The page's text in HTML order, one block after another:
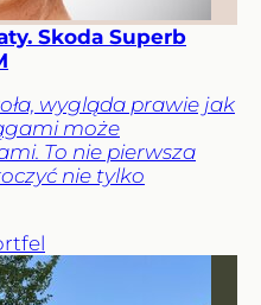
Skoda Superb
wygląda prawie jak
może
To nie pierwsza
nie tylko